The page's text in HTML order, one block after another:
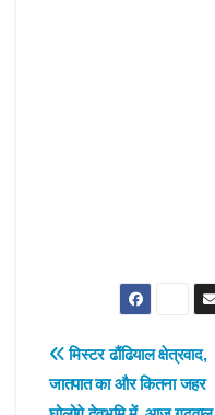
Post
navigation
मिस्टर ढौंढियाल क्षेत्रवाद,
जातपात का और कितना जहर